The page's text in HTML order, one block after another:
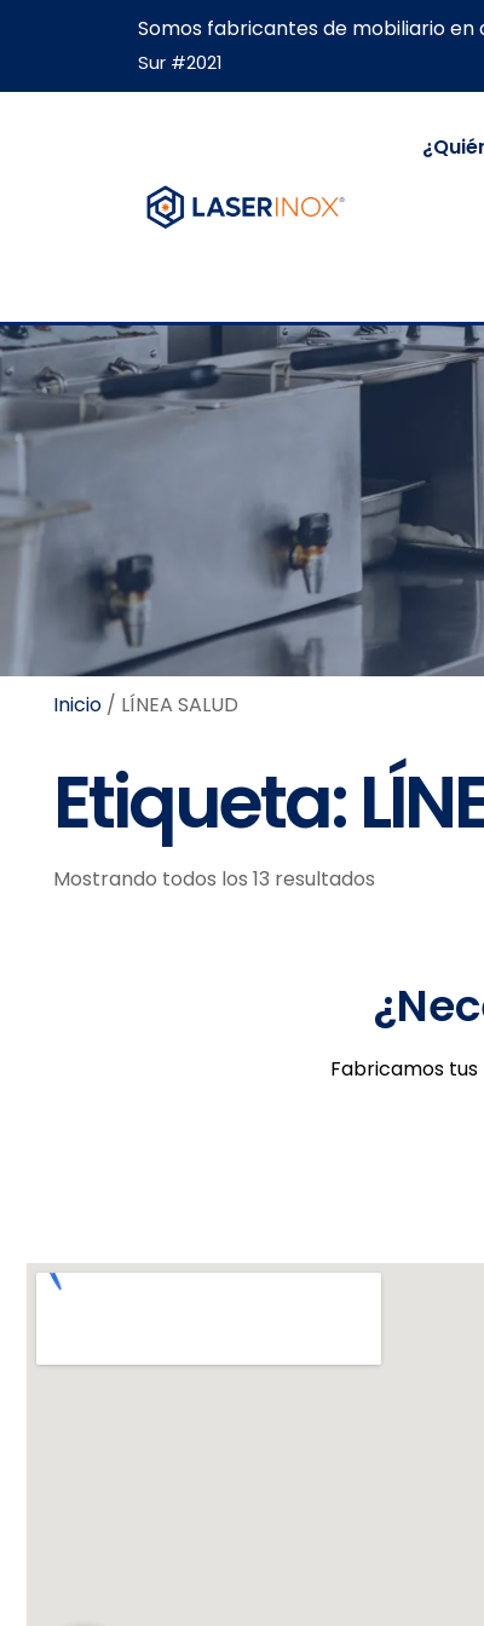
Somos fabricantes de mobiliario en
Sur #2021
Inicio/ LÍNEA SALUD
Etiqueta:
Mostrando todos los 13 resultados
Fabricamos